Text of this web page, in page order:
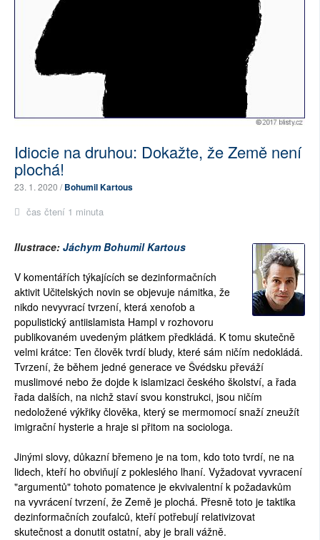
Idiocie na druhou: Dokažte, že Země není
plochá!
23. 1. 2020 /Bohumil Kartous
čas čtení 1 minuta
Ilustrace: Jáchym Bohumil Kartous
V komentářích týkajících se dezinformačních
aktivit Učitelských novin se objevuje námitka, že
nikdo nevyvrací tvrzení, která xenofob a
populistický antiislamista Hampl v rozhovoru
publikovaném uvedeným plátkem předkládá. K tomu skutečně
velmi krátce: Ten člověk tvrdí bludy, které sám ničím nedokládá.
Tvrzení, že během jedné generace ve Švédsku převáží
muslimové nebo že dojde k islamizaci českého školství, a řada
řada dalších, na nichž staví svou konstrukci, jsou ničím
nedoložené výkřiky člověka, který se mermomocí snaží zneužít
imigrační hysterie a hraje si přitom na sociologa.
Jinými slovy, důkazní břemeno je na tom, kdo toto tvrdí, ne na
lidech, kteří ho obviňují z pokleslého lhaní. Vyžadovat vyvracení
"argumentů" tohoto pomatence je ekvivalentní k požadavkům
na vyvrácení tvrzení, že Země je plochá. Přesně toto je taktika
dezinformačních zoufalců, kteří potřebují relativizovat
skutečnost a donutit ostatní, aby je brali vážně.